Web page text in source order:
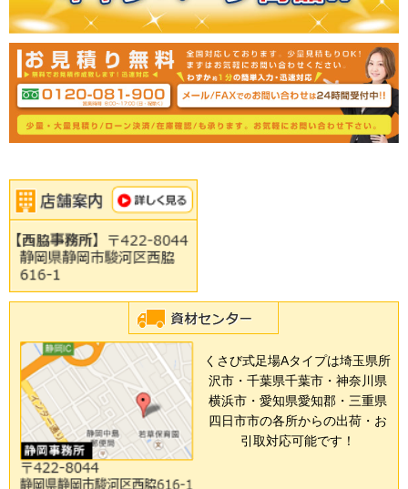
くさび式足場Aタイプは埼玉県所
沢市・千葉県千葉市・神奈川県
横浜市・愛知県愛知郡・三重県
四日市市の各所からの出荷・お
引取対応可能です！